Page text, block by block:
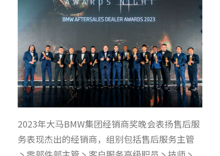
2023年大马BMW集团经销商奖晚会表扬售后服
务表现杰出的经销商，组别包括售后服务主管